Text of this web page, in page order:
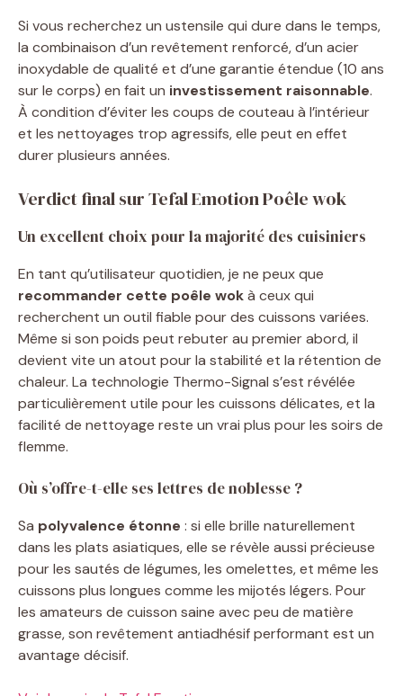
Si vous recherchez un ustensile qui dure dans le temps,
la combinaison d’un revêtement renforcé, d’un acier
inoxydable de qualité et d’une garantie étendue (10 ans
sur le corps) en fait un investissement raisonnable.
À condition d’éviter les coups de couteau à l’intérieur
et les nettoyages trop agressifs, elle peut en effet
durer plusieurs années.
Verdict final sur Tefal Emotion Poêle wok
Un excellent choix pour la majorité des cuisiniers
En tant qu’utilisateur quotidien, je ne peux que
recommander cette poêle wokà ceux qui
recherchent un outil fiable pour des cuissons variées.
Même si son poids peut rebuter au premier abord, il
devient vite un atout pour la stabilité et la rétention de
chaleur. La technologie Thermo-Signal s’est révélée
particulièrement utile pour les cuissons délicates, et la
facilité de nettoyage reste un vrai plus pour les soirs de
flemme.
Où s’offre-t-elle ses lettres de noblesse ?
Sa polyvalence étonne : si elle brille naturellement
dans les plats asiatiques, elle se révèle aussi précieuse
pour les sautés de légumes, les omelettes, et même les
cuissons plus longues comme les mijotés légers. Pour
les amateurs de cuisson saine avec peu de matière
grasse, son revêtement antiadhésif performant est un
avantage décisif.